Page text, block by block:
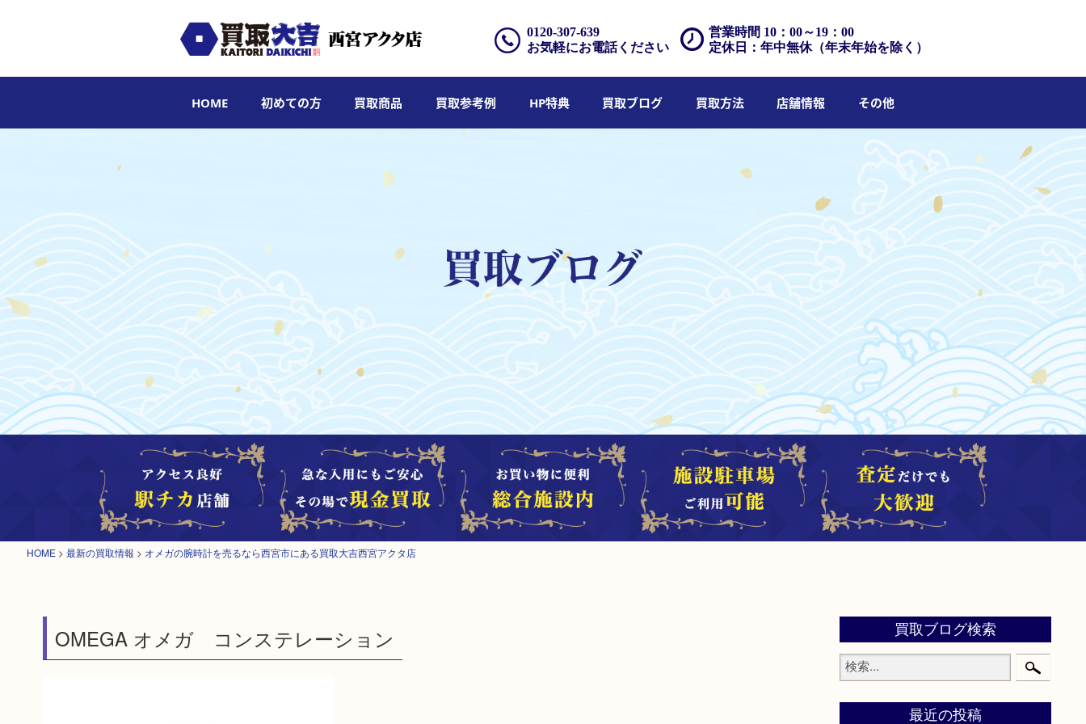
営業時間 10：00～19：00
定休日：年中無休（年末年始を除く）
0120-307-639
お気軽にお電話ください
HOME 初めての方 買取商品 買取参考例 HP特典 買取ブログ 買取方法 店舗情報 その他
HOME > 最新の買取情報 > オメガの腕時計を売るなら西宮市にある買取大吉西宮アクタ店
OMEGA オメガ コンステレーション 買取ブログ検索
最近の投稿